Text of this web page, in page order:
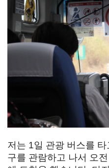
저는 1일 관광 버스를
구를 관람하고 나서 오